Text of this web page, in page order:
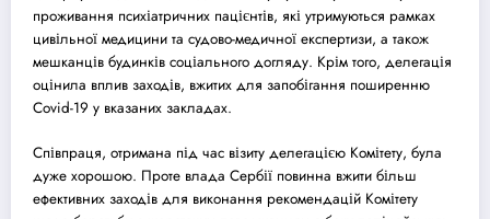
проживання психіатричних пацієнтів, які утримуються рамках
цивільної медицини та судово-медичної експертизи, а також
мешканців будинків соціального догляду. Крім того, делегація
оцінила вплив заходів, вжитих для запобігання поширенню
Covid-19 у вказаних закладах.
Співпраця, отримана під час візиту делегацією Комітету, була
дуже хорошою. Проте влада Сербії повинна вжити більш
ефективних заходів для виконання рекомендацій Комітету